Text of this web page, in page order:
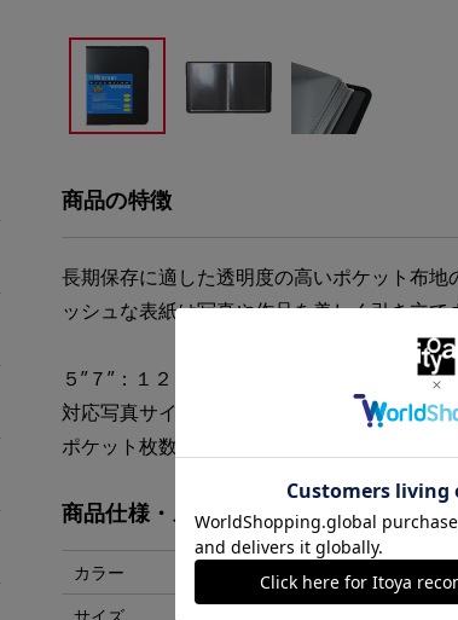
商品の特徴
長期保存に適した透明度の高いポケット布地
ッシュな表紙は写真や作品を美しく引き立て
５”７”：１２５Ｘ１７５ｍｍ。
対応写真サイズ：キャビネ（１１７Ｘ１６８
ポケット枚数：２４枚（４８ページ）。
商品仕様・スペック
カラー